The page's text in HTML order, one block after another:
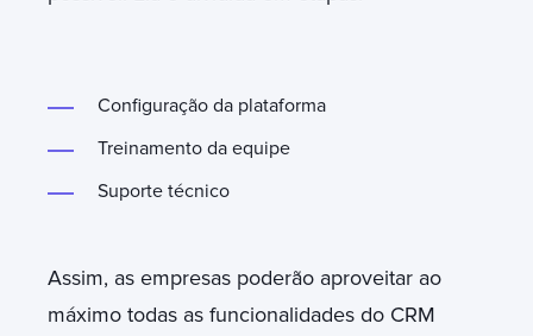
Configuração da plataforma
Treinamento da equipe
Suporte técnico
Assim, as empresas poderão aproveitar ao
máximo todas as funcionalidades do CRM